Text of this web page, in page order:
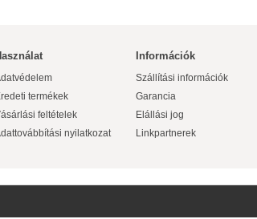
termékek
feltételek
nyilatkozat
Információk
Szállítási információk
Garancia
Elállási jog
Linkpartnerek